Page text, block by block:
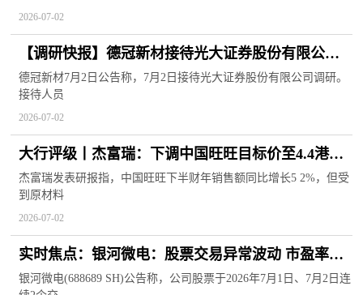
2026-07-02
【调研快报】德冠新材接待光大证券股份有限公司
调研
德冠新材7月2日公告称，7月2日接待光大证券股份有限公司调研。
接待人员
2026-07-02
大行评级丨杰富瑞：下调中国旺旺目标价至4.4港
元，重申“持有”评级 视讯
杰富瑞发表研报指，中国旺旺下半财年销售额同比增长5 2%，但受
到原材料
2026-07-02
实时焦点：银河微电：股票交易异常波动 市盈率显
著高于行业水平
银河微电(688689 SH)公告称，公司股票于2026年7月1日、7月2日连